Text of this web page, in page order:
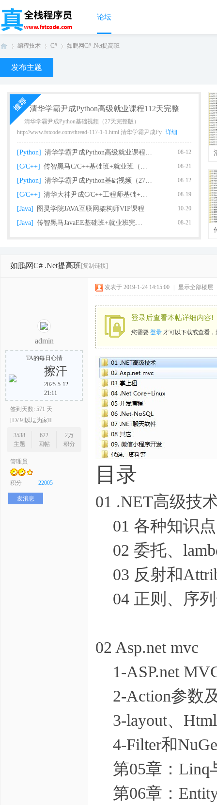
论坛
程
编程技术 C# 如鹏网C# .Net提高班
发布主题
清华学霸尹成Python高级就业课程112天完整
清华学霸尹成Python基础视频（27天完整版）
http://www.fstcode.com/thread-117-1-1.html 清华学霸尹成Py 详细
[Python] 清华学霸尹成Python高级就业课程112天完整 08-12
[C/C++] 传智黑马C/C++基础班+就业班（完整版） 08-21
[Python] 清华学霸尹成Python基础视频（27天完整版课 08-12
[C/C++] 清华大神尹成C/C++工程师基础+就业课程（93 08-19
[Java] 图灵学院JAVA互联网架构师VIP课程 10-20
[Java] 传智黑马JavaEE基础班+就业班完整版（2018 08-21
如鹏网C# .Net提高班 [复制链接]
admin
TA的每日心情
擦汗
2025-5-12
21:11
签到天数: 571 天
[LV.9]以坛为家II
3538
主题
622
回帖
2万
积分
管理员
积分 22005
发消息
发表于 2019-1-24 14:15:00 显示全部楼层
登录后查看本帖详细内容!
您需要 登录 才可以下载或查看
目录
01 .NET高级技
01 各种知识点
02 委托、
03 反射和
04 正则、序
02 Asp.net mvc
1-ASP.net
2-Action参数
3-layout、
4-Filter和
第05章：Linq
第06章：